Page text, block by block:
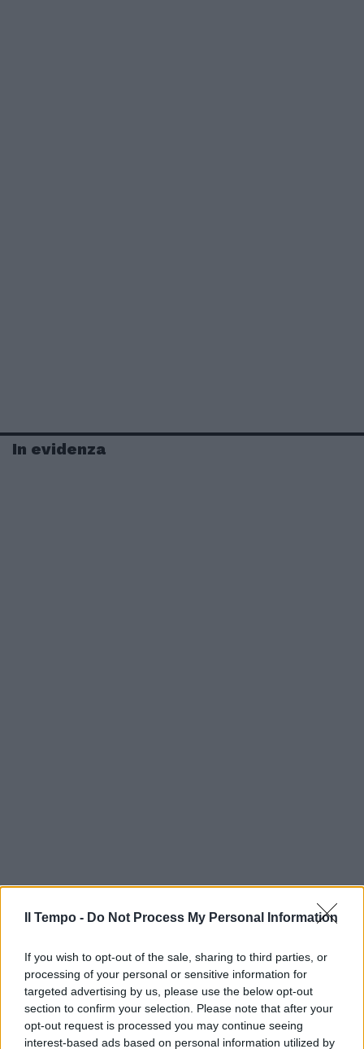
Il Tempo - Do Not Process My Personal Information
If you wish to opt-out of the sale, sharing to third parties, or
processing of your personal or sensitive information for
targeted advertising by us, please use the below opt-out
section to confirm your selection. Please note that after your
opt-out request is processed you may continue seeing
interest-based ads based on personal information utilized by
In evidenza